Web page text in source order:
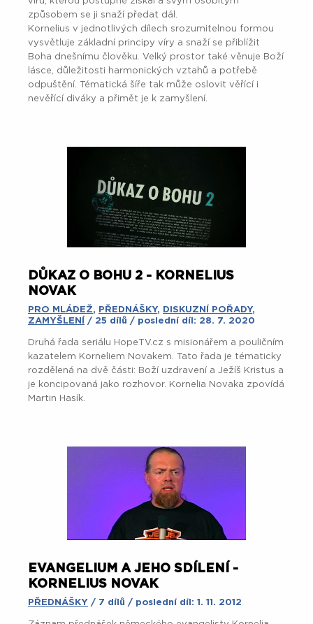
způsobem se ji snaží předat dál.
Kornelius v jednotlivých dílech srozumitelnou formou
vysvětluje základní principy víry a snaží se přiblížit
Boha dnešnímu člověku. Velký prostor také věnuje Boží
lásce, důležitosti harmonických vztahů a potřebě
odpuštění. Tématická šíře tak může oslovit věřící i
nevěřící diváky a přimět je k zamyšlení.
DŮKAZ O BOHU 2 - KORNELIUS
NOVAK
PRO MLÁDEŽ, PŘEDNÁŠKY, DISKUZNÍ POŘADY,
ZAMYŠLENÍ
/ 25 dílů / poslední díl: 28. 7. 2020
Druhá řada seriálu HopeTV.cz s misionářem a pouličním
kazatelem Korneliem Novakem. Tato řada je tématicky
rozdělená na dvě části: Boží uzdravení a Ježíš Kristus a
je koncipovaná jako rozhovor. Kornelia Novaka zpovídá
Martin Hasík.
EVANGELIUM A JEHO SDÍLENÍ -
KORNELIUS NOVAK
PŘEDNÁŠKY / 7 dílů / poslední díl: 1. 11. 2012